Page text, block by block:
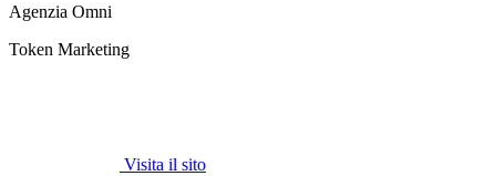
Agenzia Omni
Token Marketing
Visita il sito